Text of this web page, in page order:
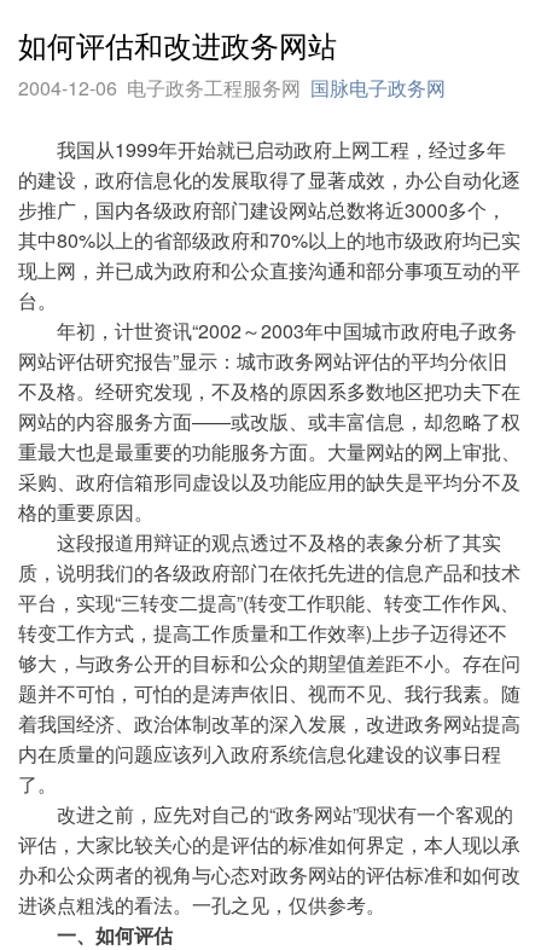
如何评估和改进政务网站
2004-12-06 电子政务工程服务网 国脉电子政务网
我国从1999年开始就已启动政府上网工程，经过多年
的建设，政府信息化的发展取得了显著成效，办公自动化逐
步推广，国内各级政府部门建设网站总数将近3000多个，
其中80%以上的省部级政府和70%以上的地市级政府均已实
现上网，并已成为政府和公众直接沟通和部分事项互动的平
台。
年初，计世资讯“2002～2003年中国城市政府电子政务
网站评估研究报告”显示：城市政务网站评估的平均分依旧
不及格。经研究发现，不及格的原因系多数地区把功夫下在
网站的内容服务方面——或改版、或丰富信息，却忽略了权
重最大也是最重要的功能服务方面。大量网站的网上审批、
采购、政府信箱形同虚设以及功能应用的缺失是平均分不及
格的重要原因。
这段报道用辩证的观点透过不及格的表象分析了其实
质，说明我们的各级政府部门在依托先进的信息产品和技术
平台，实现“三转变二提高”(转变工作职能、转变工作作风、
转变工作方式，提高工作质量和工作效率)上步子迈得还不
够大，与政务公开的目标和公众的期望值差距不小。存在问
题并不可怕，可怕的是涛声依旧、视而不见、我行我素。随
着我国经济、政治体制改革的深入发展，改进政务网站提高
内在质量的问题应该列入政府系统信息化建设的议事日程
了。
改进之前，应先对自己的“政务网站”现状有一个客观的
评估，大家比较关心的是评估的标准如何界定，本人现以承
办和公众两者的视角与心态对政务网站的评估标准和如何改
进谈点粗浅的看法。一孔之见，仅供参考。
一、如何评估